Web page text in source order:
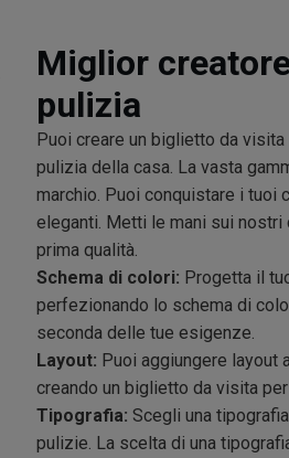
Miglior
pulizia
Puoi creare un biglietto da
pulizia della casa. La vasta
marchio. Puoi conquistare i
eleganti. Metti le mani sui
prima qualità.
Schema di colori: Progetta il
perfezionando lo schema di
seconda delle tue esigenze.
Layout: Puoi aggiungere layout
creando un biglietto da visita
Tipografia: Scegli una
pulizie. La scelta di una